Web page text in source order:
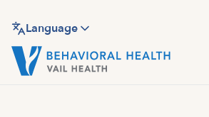
contenido
principal
Language